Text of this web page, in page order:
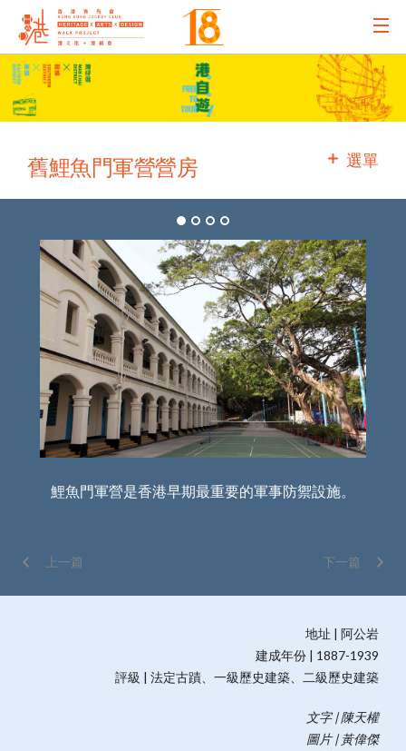
主辦機構
主要贊助
選單
舊鯉魚門軍營營房
鯉魚門軍營是香港早期最重要的軍事防禦設施。
下一篇
上一篇
地址 | 阿公岩
建成年份 | 1887-1939
評級 | 法定古蹟、一級歷史建築、二級歷史建築
文字 | 陳天權
圖片 | 黃偉傑